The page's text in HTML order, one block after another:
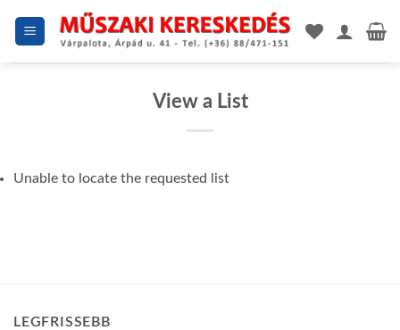
View a List
Unable to locate the requested list
LEGFRISSEBB